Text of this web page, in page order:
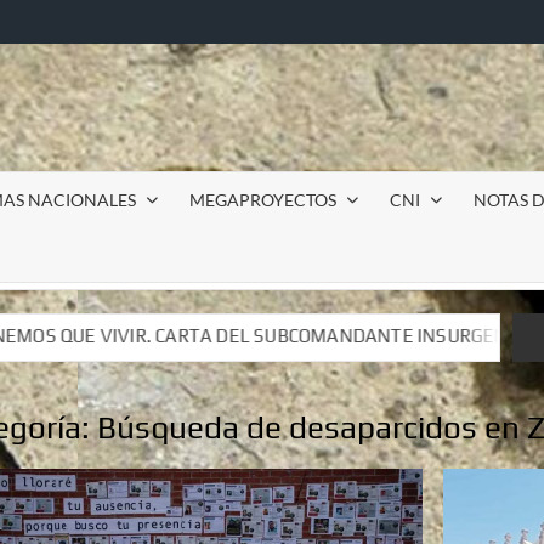
NACIONALES MEGAPROYECTOS CNI NOTAS
INSURGENTE MOISÉS A LUIS DE TAVIRA
INSURGENTE MOISÉS A LUIS DE TAVIRA
Búsqueda de desaparcidos en